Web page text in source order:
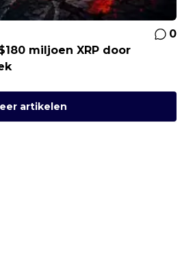
0
miljoen XRP door
artikelen